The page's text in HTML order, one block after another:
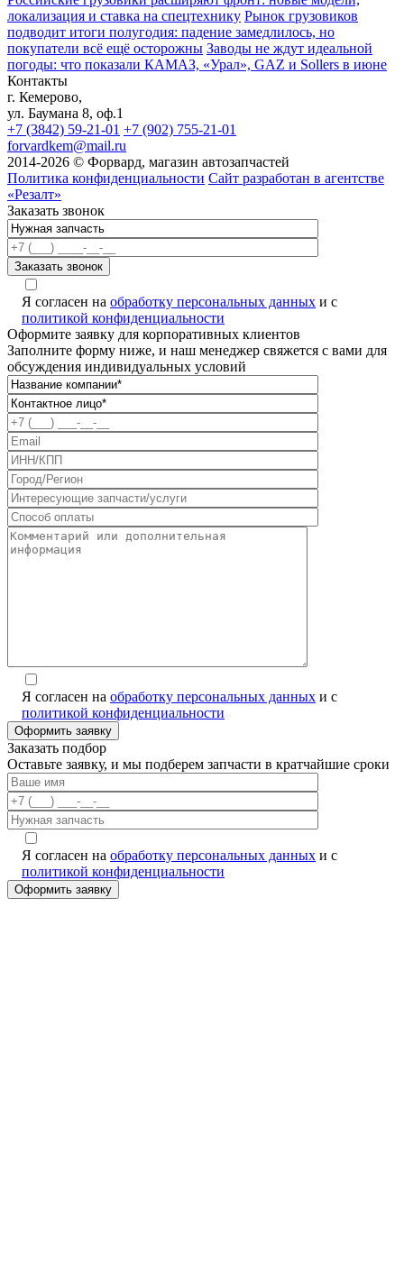
локализация и ставка на спецтехнику Рынок грузовиков
подводит итоги полугодия: падение замедлилось, но
покупатели всё ещё осторожны Заводы не ждут идеальной
погоды: что показали КАМАЗ, «Урал», GAZ и Sollers в июне
Контакты
г. Кемерово,
ул. Баумана 8, оф.1
+7 (3842) 59-21-01 +7 (902) 755-21-01
forvardkem@mail.ru
2014-2026 © Форвард, магазин автозапчастей
Политика конфиденциальности Сайт разработан в агентстве
«Резалт»
Заказать звонок
Я согласен на обработку персональных данных и с
политикой конфиденциальности
Оформите заявку для корпоративных клиентов
Заполните форму ниже, и наш менеджер свяжется с вами для
обсуждения индивидуальных условий
Я согласен на обработку персональных данных и с
политикой конфиденциальности
Заказать подбор
Оставьте заявку, и мы подберем запчасти в кратчайшие сроки
Я согласен на обработку персональных данных и с
политикой конфиденциальности